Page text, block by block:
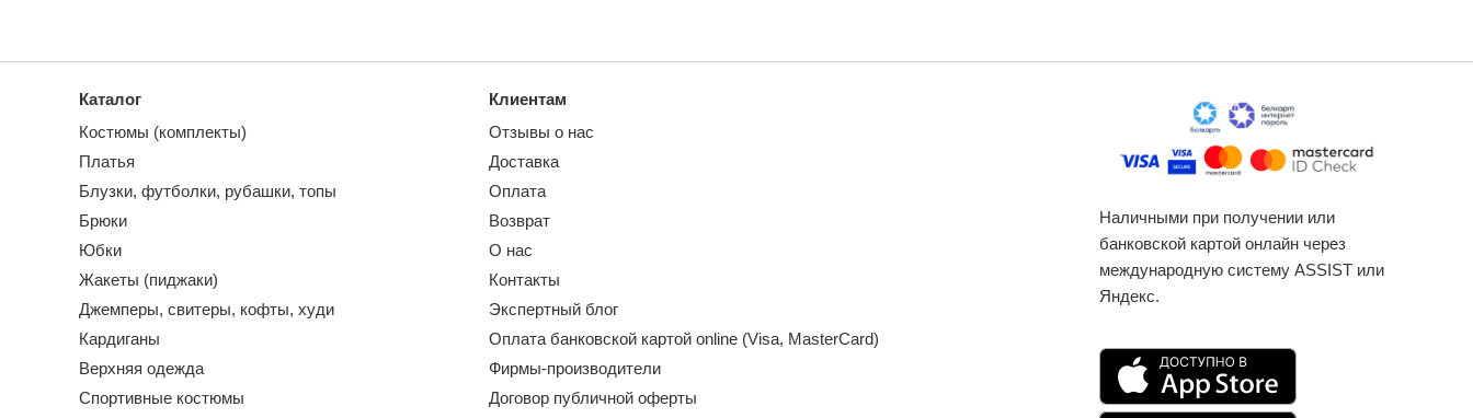
Каталог
Костюмы (комплекты)
Платья
Блузки, футболки, рубашки, топы
Брюки
Юбки
Жакеты (пиджаки)
Джемперы, свитеры, кофты, худи
Кардиганы
Верхняя одежда
Спортивные костюмы
Клиентам
Отзывы о нас
Доставка
Оплата
Возврат
О нас
Контакты
Экспертный блог
Оплата банковской картой online (Visa, MasterCard)
Фирмы-производители
Договор публичной оферты
Наличными при получении или
банковской картой онлайн через
международную систему ASSIST или
Яндекс.